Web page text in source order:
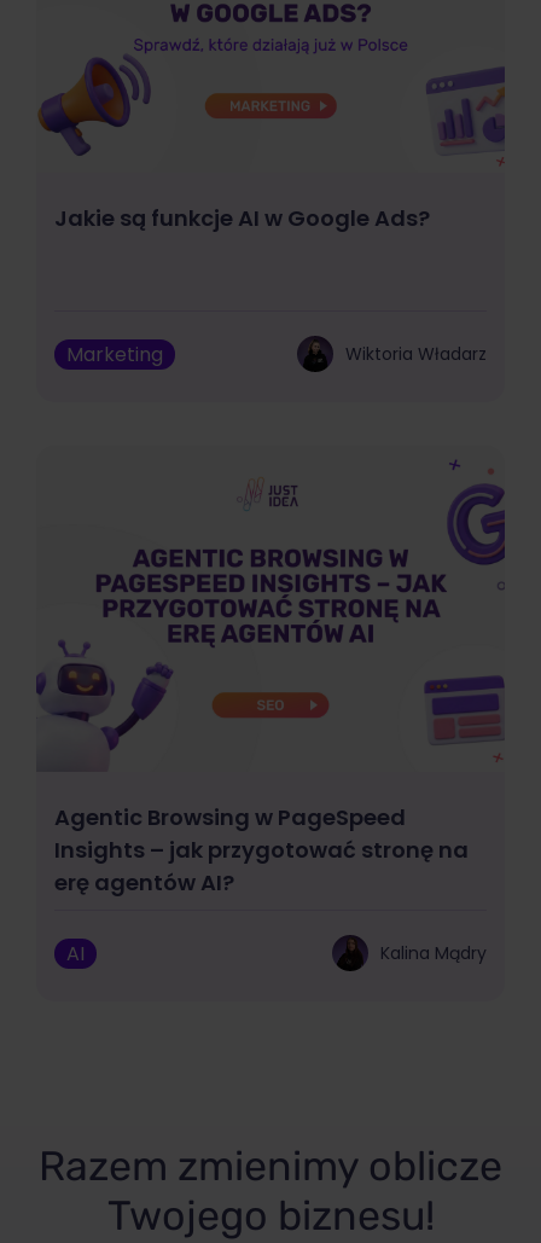
Jakie są funkcje AI w Google Ads?
Marketing Wiktoria Władarz
Agentic Browsing w PageSpeed
Insights – jak przygotować stronę na
erę agentów AI?
AI Kalina Mądry
Razem zmienimy oblicze
Twojego biznesu!